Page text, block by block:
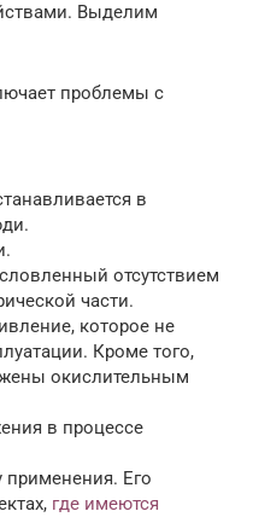
Выделим
проблемы с
в
отсутствием
части.
которое не
Кроме того,
окислительным
в процессе
применения. Его
где имеются